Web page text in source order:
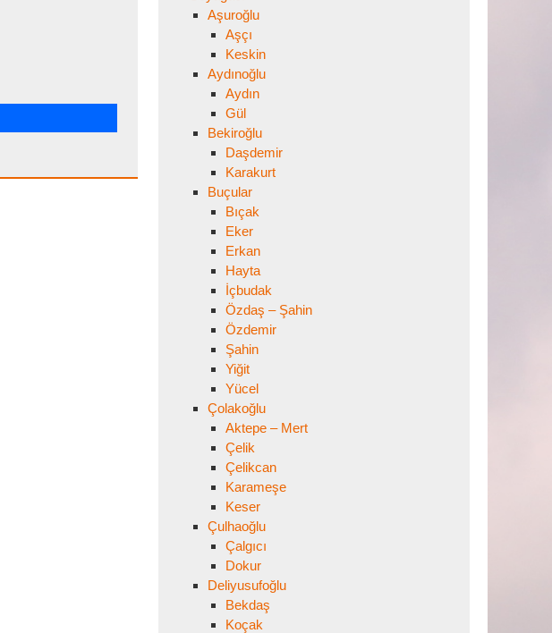
Aşuroğlu
Aşçı
Keskin
Aydınoğlu
Aydın
Gül
Bekiroğlu
Daşdemir
Karakurt
Buçular
Bıçak
Eker
Erkan
Hayta
İçbudak
Özdaş – Şahin
Özdemir
Şahin
Yiğit
Yücel
Çolakoğlu
Aktepe – Mert
Çelik
Çelikcan
Karameşe
Keser
Çulhaoğlu
Çalgıcı
Dokur
Deliyusufoğlu
Bekdaş
Koçak